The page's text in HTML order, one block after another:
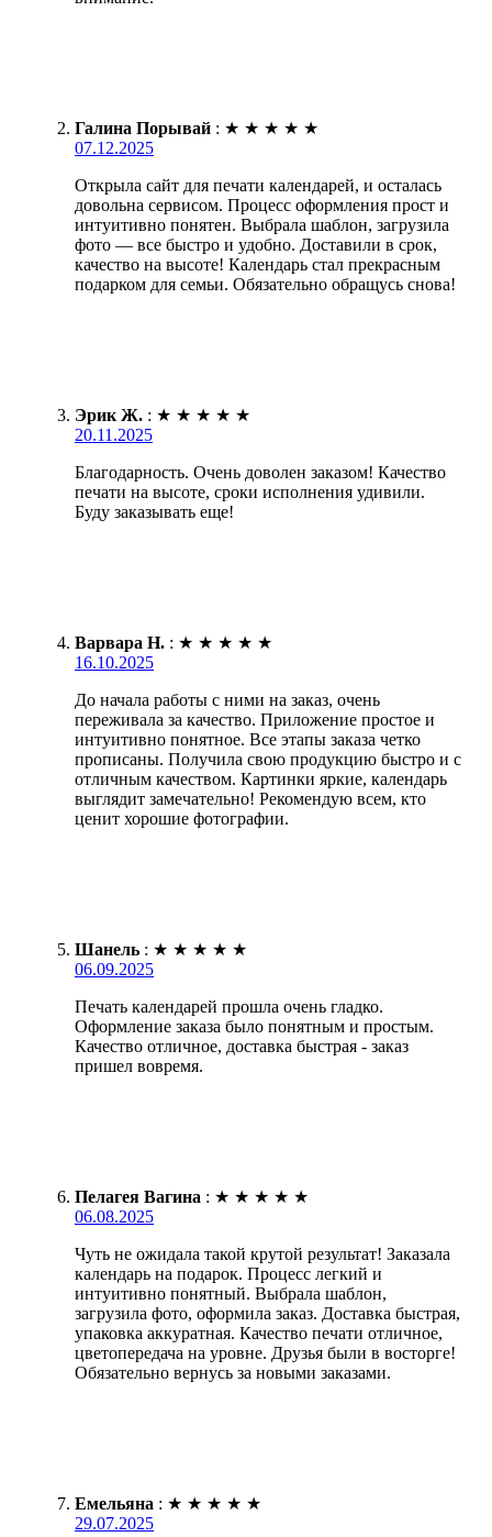
Галина Порывай : ★ ★ ★ ★ ★
07.12.2025
Открыла сайт для печати календарей, и осталась
довольна сервисом. Процесс оформления прост и
интуитивно понятен. Выбрала шаблон, загрузила
фото — все быстро и удобно. Доставили в срок,
качество на высоте! Календарь стал прекрасным
подарком для семьи. Обязательно обращусь снова!
Эрик Ж. : ★ ★ ★ ★ ★
20.11.2025
Благодарность. Очень доволен заказом! Качество
печати на высоте, сроки исполнения удивили.
Буду заказывать еще!
Варвара Н. : ★ ★ ★ ★ ★
16.10.2025
До начала работы с ними на заказ, очень
переживала за качество. Приложение простое и
интуитивно понятное. Все этапы заказа четко
прописаны. Получила свою продукцию быстро и с
отличным качеством. Картинки яркие, календарь
выглядит замечательно! Рекомендую всем, кто
ценит хорошие фотографии.
Шанель : ★ ★ ★ ★ ★
06.09.2025
Печать календарей прошла очень гладко.
Оформление заказа было понятным и простым.
Качество отличное, доставка быстрая - заказ
пришел вовремя.
Пелагея Вагина : ★ ★ ★ ★ ★
06.08.2025
Чуть не ожидала такой крутой результат! Заказала
календарь на подарок. Процесс легкий и
интуитивно понятный. Выбрала шаблон,
загрузила фото, оформила заказ. Доставка быстрая,
упаковка аккуратная. Качество печати отличное,
цветопередача на уровне. Друзья были в восторге!
Обязательно вернусь за новыми заказами.
Емельяна : ★ ★ ★ ★ ★
29.07.2025